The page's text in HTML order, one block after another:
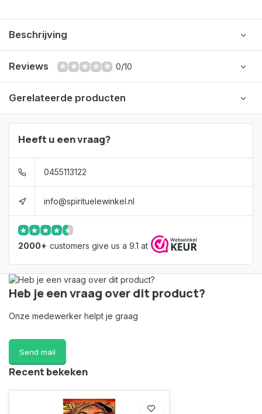
Beschrijving
Reviews 0/10
Gerelateerde producten
Heeft u een vraag?
0455113122
info@spirituelewinkel.nl
2000+ customers give us a 9.1 at
Heb je een vraag over dit product?
Onze medewerker helpt je graag
Send mail
Recent bekeken